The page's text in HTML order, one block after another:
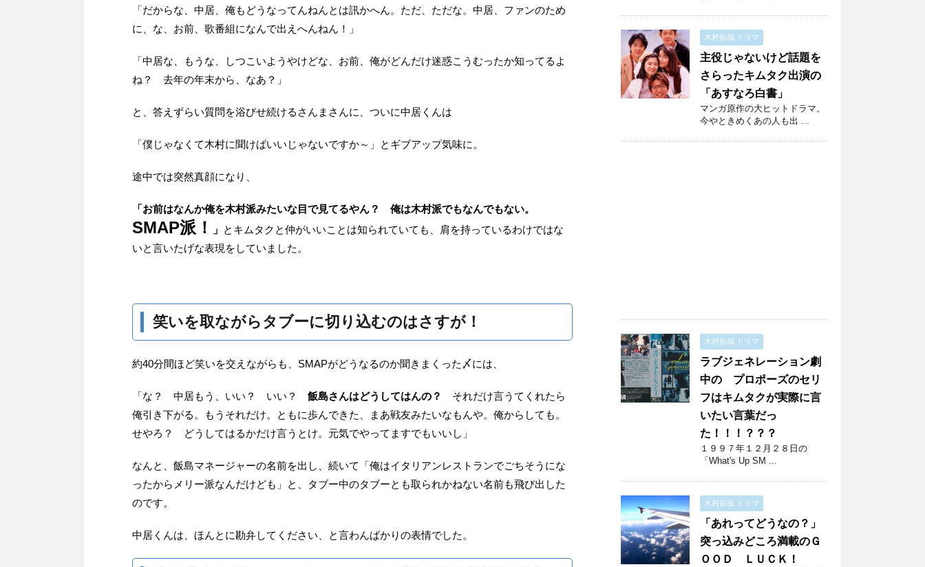
「だからな、中居、俺もどうなってんねんとは訊かへん。ただ、ただな。中居、ファンのため
に、な、お前、歌番組になんで出えへんねん！」
「中居な、もうな、しつこいようやけどな、お前、俺がどんだけ迷惑こうむったか知ってるよ
ね？ 去年の年末から、なあ？」
と、答えずらい質問を浴びせ続けるさんまさんに、ついに中居くんは
「僕じゃなくて木村に聞けばいいじゃないですか～」とギブアップ気味に。
途中では突然真顔になり、
「お前はなんか俺を木村派みたいな目で見てるやん？ 俺は木村派でもなんでもない。
SMAP派！ 」 とキムタクと仲がいいことは知られていても、肩を持っているわけではな
いと言いたげな表現をしていました。
笑いを取ながらタブーに切り込むのはさすが！
約40分間ほど笑いを交えながらも、SMAPがどうなるのか聞きまくった〆には、
「な？ 中居もう、いい？ いい？ 飯島さんはどうしてはんの？ それだけ言うてくれたら
俺引き下がる。もうそれだけ。ともに歩んできた、まあ戦友みたいなもんや。俺からしても。
せやろ？ どうしてはるかだけ言うとけ。元気でやってますでもいいし」
なんと、飯島マネージャーの名前を出し、続いて「俺はイタリアンレストランでごちそうにな
ったからメリー派なんだけども」と、タブー中のタブーとも取られかねない名前も飛び出した
のです。
中居くんは、ほんとに勘弁してください、と言わんばかりの表情でした。
木村拓哉 ドラマ
主役じゃないけど話題を
さらったキムタク出演の
「あすなろ白書」
マンガ原作の大ヒットドラマ。
今やときめくあの人も出 ...
木村拓哉 ドラマ
ラブジェネレーション劇
中の プロポーズのセリ
フはキムタクが実際に言
いたい言葉だっ
た！！！？？？
１９９７年１２月２８日の
「What's Up SM ...
木村拓哉 ドラマ
「あれってどうなの？」
突っ込みどころ満載のＧ
ＯＯＤ ＬＵＣＫ！